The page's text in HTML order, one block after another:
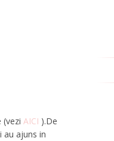
AICI ).De
au ajuns in